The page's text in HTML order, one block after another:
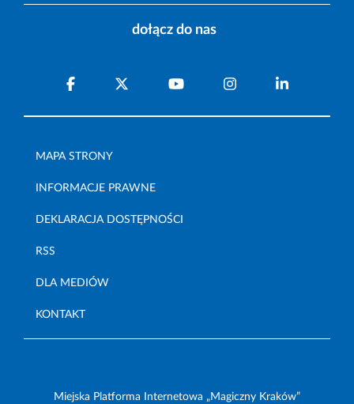
dołącz do nas
MAPA STRONY
INFORMACJE PRAWNE
DEKLARACJA DOSTĘPNOŚCI
RSS
DLA MEDIÓW
KONTAKT
Miejska Platforma Internetowa „Magiczny Kraków”